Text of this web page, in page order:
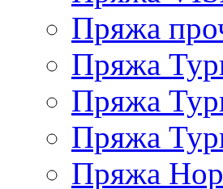
Пряжа
Пряжа
Пряжа
Пряжа
Пряжа